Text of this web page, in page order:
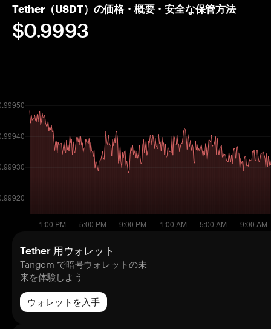
Tether（USDT）の価格・概要・安全な保管方法
$0.9993
Tether 用ウォレット
Tangem で暗号ウォレットの未
来を体験しよう
ウォレットを入手